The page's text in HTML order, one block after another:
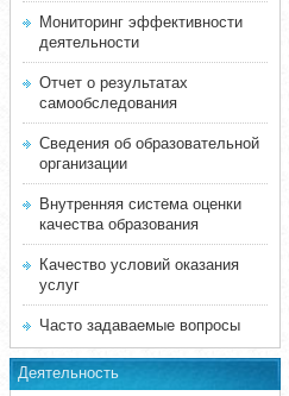
Мониторинг эффективности
деятельности
Отчет о результатах
самообследования
Сведения об образовательной
организации
Внутренняя система оценки
качества образования
Качество условий оказания
услуг
Часто задаваемые вопросы
Деятельность